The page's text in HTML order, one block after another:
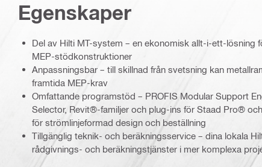
Egenskaper
Del av Hilti MT-system – en ekonomisk allt-i-ett-lösning
MEP-stödkonstruktioner
Anpassningsbar – till skillnad från svetsning kan
framtida MEP-krav
Omfattande programstöd – PROFIS Modular Support
Selector, Revit®-familjer och plug-ins för Staad Pro®
för strömlinjeformad design och beställning
Tillgänglig teknik- och beräkningsservice – dina lokala
rådgivnings- och beräkningstjänster i mer komplexa